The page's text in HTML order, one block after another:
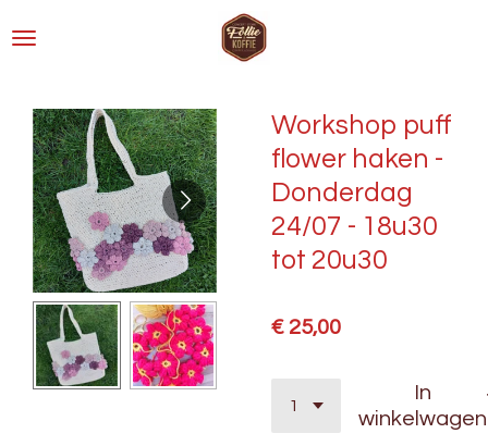
direct
hoofdinhoud
Workshop puff
flower haken -
Donderdag
24/07 - 18u30
tot 20u30
€ 25,00
In
winkelwagen